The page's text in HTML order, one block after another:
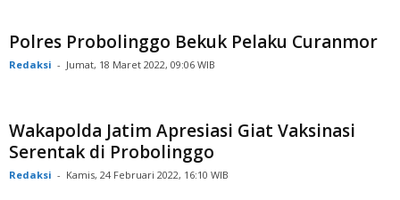
Polres Probolinggo Bekuk Pelaku Curanmor
Redaksi - Jumat, 18 Maret 2022, 09:06 WIB
Wakapolda Jatim Apresiasi Giat Vaksinasi
Serentak di Probolinggo
Redaksi - Kamis, 24 Februari 2022, 16:10 WIB